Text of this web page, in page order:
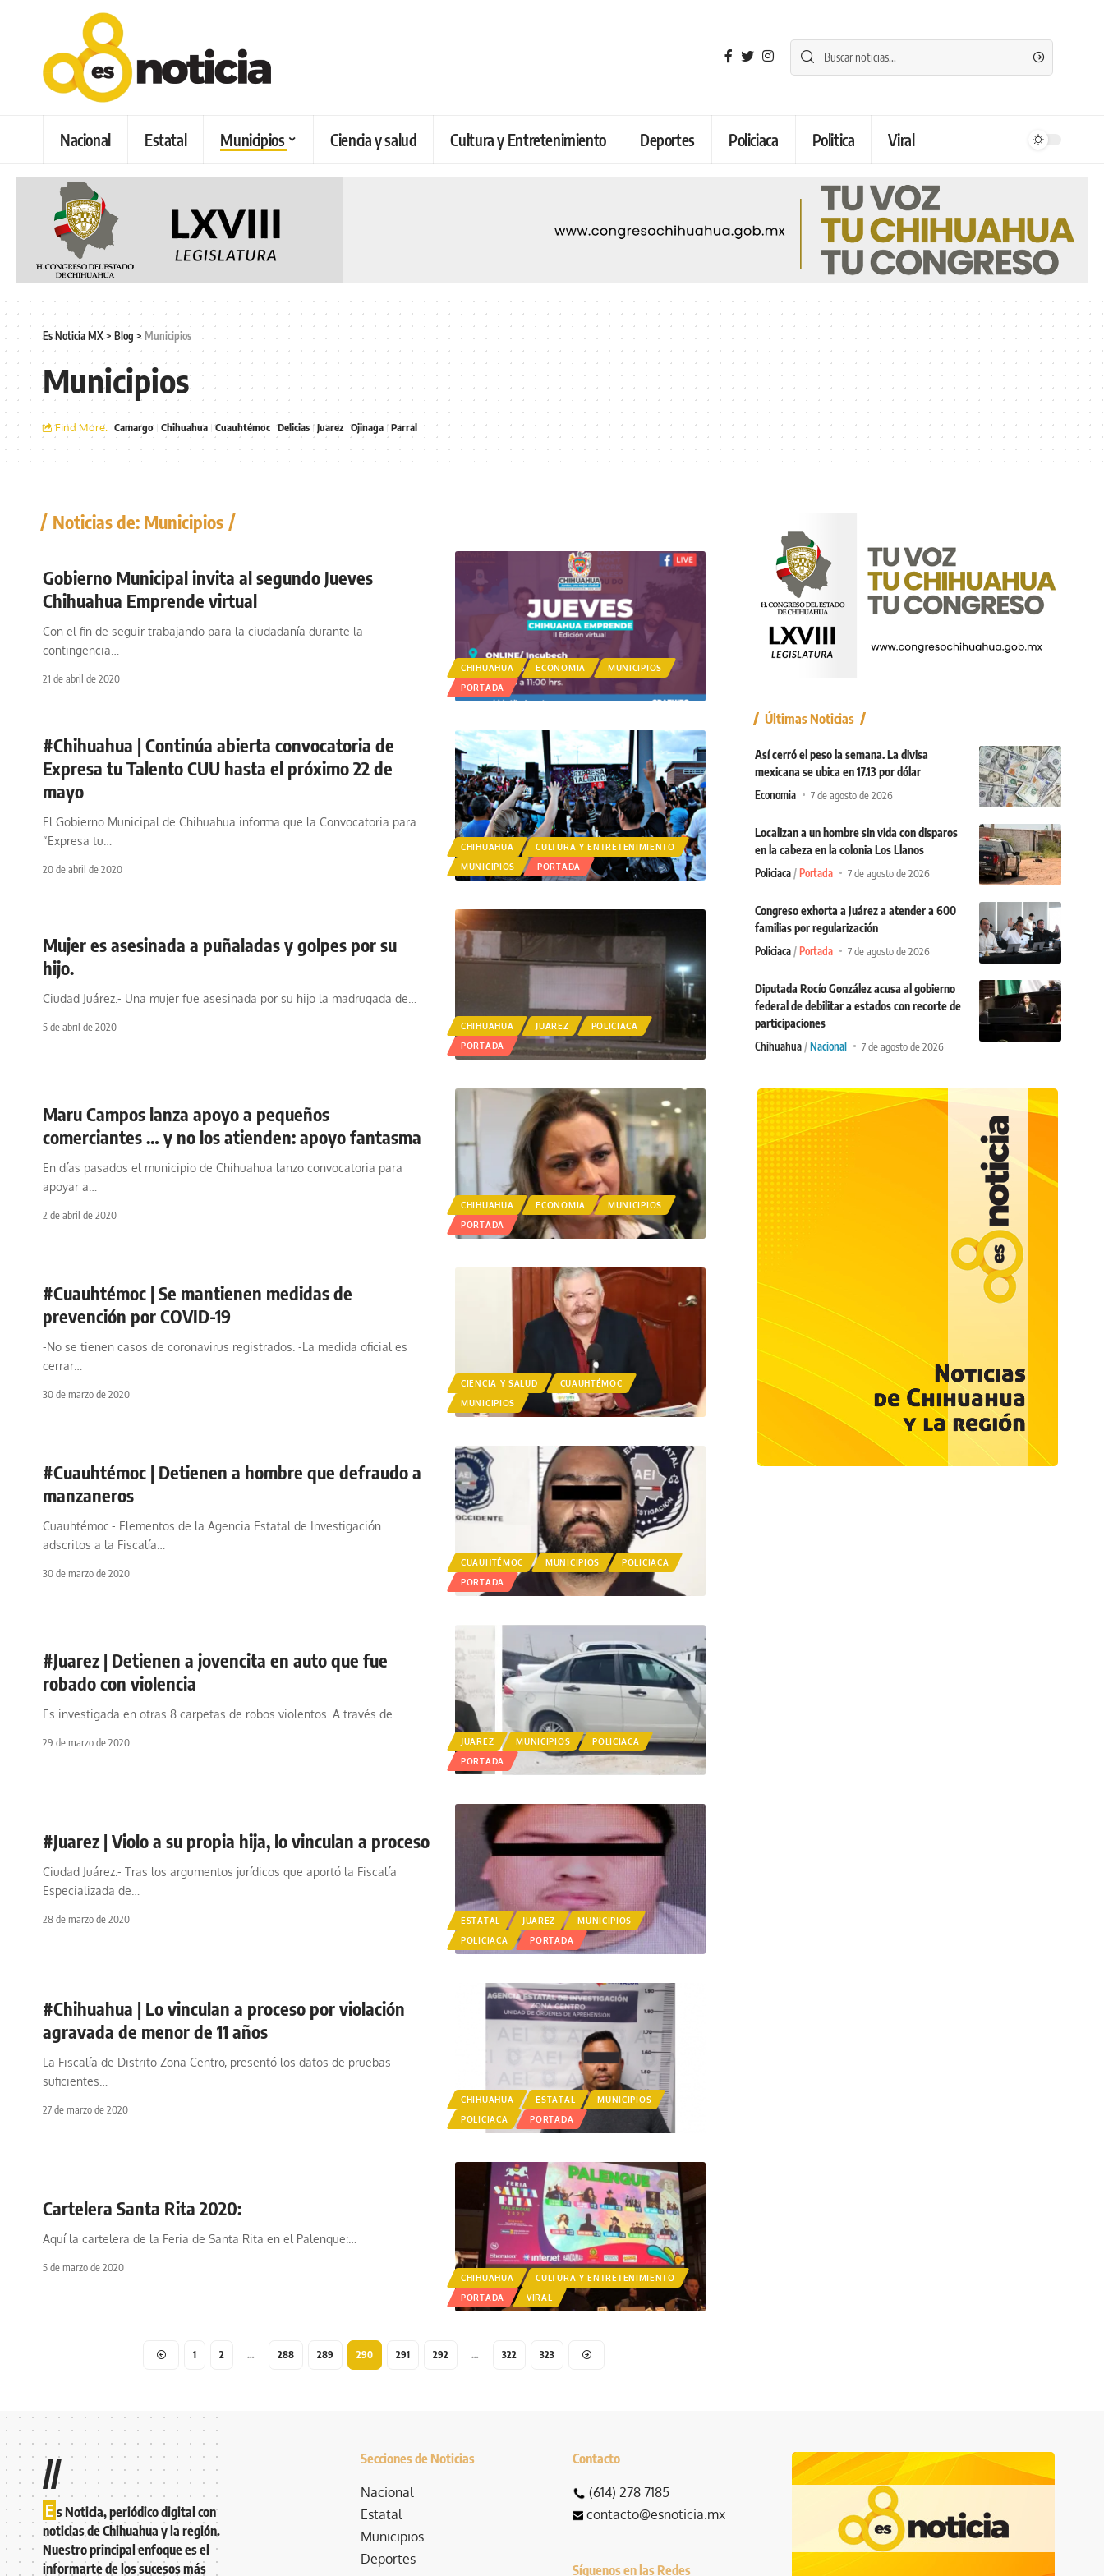
Nacional Estatal Municipios Ciencia y salud Cultura y Entretenimiento Deportes Policiaca Politica Viral
Es Noticia MX> Blog > Municipios
Municipios
Find More: Camargo Chihuahua Cuauhtémoc Delicias Juarez Ojinaga Parral
Noticias de: Municipios
CHIHUAHUA ECONOMIA
MUNICIPIOS
PORTADA
Gobierno Municipal invita al segundo Jueves
Chihuahua Emprende virtual
Con el fin de seguir trabajando para la ciudadanía durante la
contingencia
21 de abril de 2020
CHIHUAHUA
CULTURA Y ENTRETENIMIENTO
MUNICIPIOS
PORTADA
#Chihuahua | Continúa abierta convocatoria de
Expresa tu Talento CUU hasta el próximo 22 de
mayo
El Gobierno Municipal de Chihuahua informa que la Convocatoria para
“Expresa tu
20 de abril de 2020
CHIHUAHUA JUAREZ
POLICIACA
PORTADA
Mujer es asesinada a puñaladas y golpes por su
hijo.
Ciudad Juárez.- Una mujer fue asesinada por su hijo la madrugada de
5 de abril de 2020
CHIHUAHUA ECONOMIA
MUNICIPIOS
PORTADA
Maru Campos lanza apoyo a pequeños
comerciantes … y no los atienden: apoyo fantasma
En días pasados el municipio de Chihuahua lanzo convocatoria para
apoyar a
2 de abril de 2020
CIENCIA Y SALUD
CUAUHTÉMOC
MUNICIPIOS
#Cuauhtémoc | Se mantienen medidas de
prevención por COVID-19
-No se tienen casos de coronavirus registrados. -La medida oficial es
cerrar
30 de marzo de 2020
CUAUHTÉMOC MUNICIPIOS
POLICIACA
PORTADA
#Cuauhtémoc | Detienen a hombre que defraudo a
manzaneros
Cuauhtémoc.- Elementos de la Agencia Estatal de Investigación
adscritos a la Fiscalía
30 de marzo de 2020
JUAREZ MUNICIPIOS
POLICIACA
PORTADA
#Juarez | Detienen a jovencita en auto que fue
robado con violencia
Es investigada en otras 8 carpetas de robos violentos. A través de
29 de marzo de 2020
ESTATAL JUAREZ
MUNICIPIOS
POLICIACA
PORTADA
#Juarez | Violo a su propia hija, lo vinculan a proceso
Ciudad Juárez.- Tras los argumentos jurídicos que aportó la Fiscalía
Especializada de
28 de marzo de 2020
CHIHUAHUA ESTATAL
MUNICIPIOS
POLICIACA
PORTADA
#Chihuahua | Lo vinculan a proceso por violación
agravada de menor de 11 años
La Fiscalía de Distrito Zona Centro, presentó los datos de pruebas
suficientes
27 de marzo de 2020
CHIHUAHUA
CULTURA Y ENTRETENIMIENTO
PORTADA
VIRAL
Cartelera Santa Rita 2020:
Aquí la cartelera de la Feria de Santa Rita en el Palenque:…
5 de marzo de 2020
1 2 … 288 289 290 291 292 … 322 323
Últimas Noticias
Así cerró el peso la semana. La divisa
mexicana se ubica en 17.13 por dólar
Economia 7 de agosto de 2026
Localizan a un hombre sin vida con disparos
en la cabeza en la colonia Los Llanos
Policiaca Portada 7 de agosto de 2026
Congreso exhorta a Juárez a atender a 600
familias por regularización
Policiaca Portada 7 de agosto de 2026
Diputada Rocío González acusa al gobierno
federal de debilitar a estados con recorte de
participaciones
Chihuahua Nacional 7 de agosto de 2026
//
E s Noticia, periódico digital con
noticias de Chihuahua y la región.
Nuestro principal enfoque es el
informarte de los sucesos más
Secciones de Noticias
Nacional
Estatal
Municipios
Deportes
Contacto
(614) 278 7185
contacto@esnoticia.mx
Síguenos en las Redes